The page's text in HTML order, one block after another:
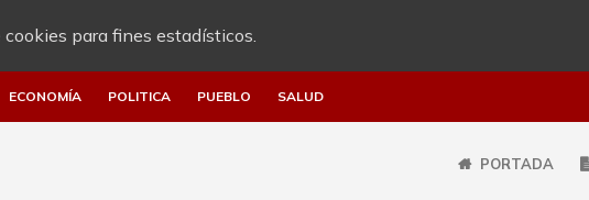
para fines estadísticos.
ECONOMÍA POLITICA PUEBLO SALUD
PORTADA